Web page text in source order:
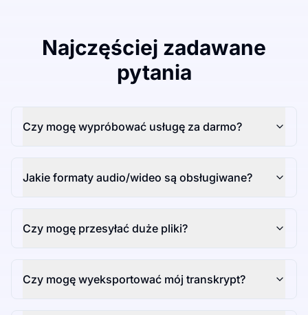
Najczęściej zadawane
pytania
Czy mogę wypróbować usługę za darmo?
Jakie formaty audio/wideo są obsługiwane?
Czy mogę przesyłać duże pliki?
Czy mogę wyeksportować mój transkrypt?